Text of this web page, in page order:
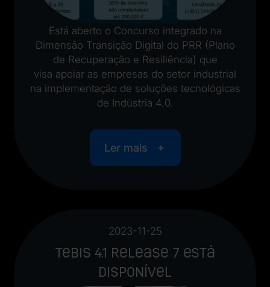
Está aberto o Concurso integrado na
Dimensão Transição Digital do PRR (Plano
de Recuperação e Resiliência) que
visa apoiar as empresas do setor industrial
na implementação de soluções tecnológicas
de Indústria 4.0.
Ler mais
2023-11-25
Tebis 4.1 Release 7 está
disponível